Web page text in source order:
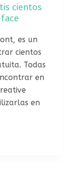
cientos
es un
cientos
Todas
en
en